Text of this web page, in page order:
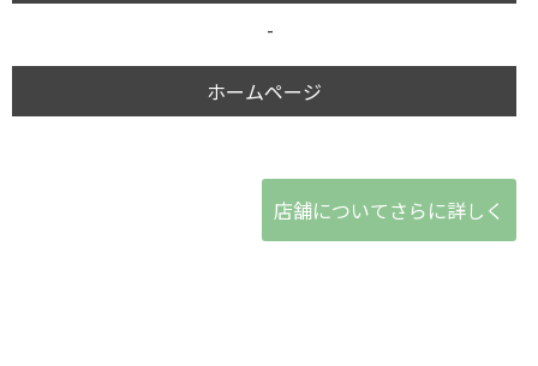
-
ホームページ
店舗についてさらに詳しく